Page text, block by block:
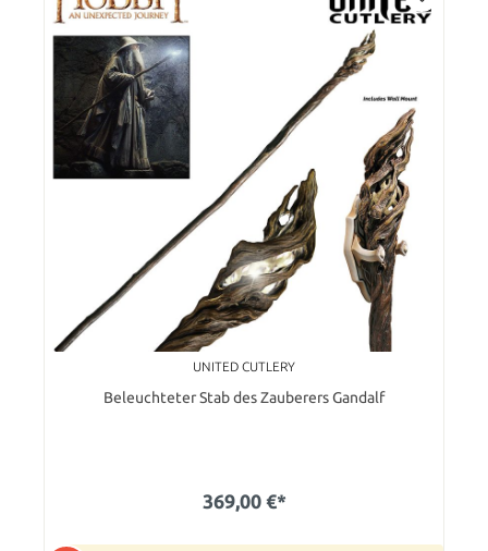
UNITED CUTLERY
Beleuchteter Stab des Zauberers Gandalf
369,00 €*